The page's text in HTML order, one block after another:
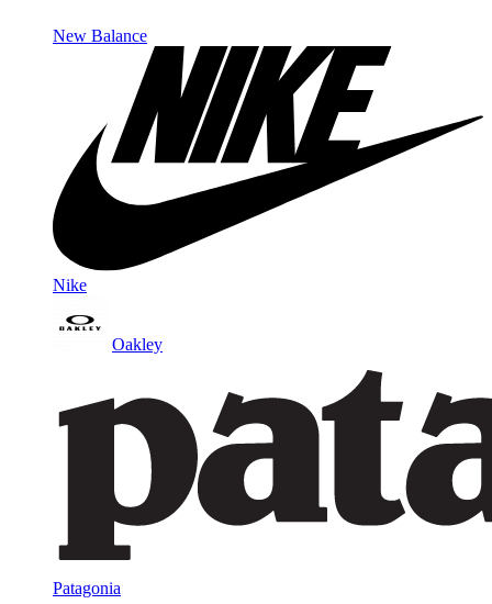
New Balance
Nike
Oakley
Patagonia